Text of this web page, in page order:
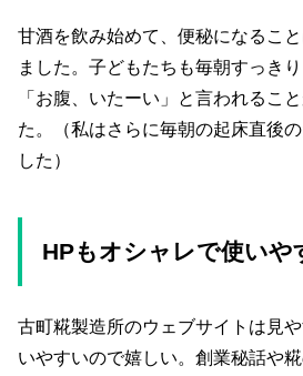
甘酒を飲み始めて、便秘になるこ
ました。子どもたちも毎朝すっき
「お腹、いたーい」と言われるこ
た。（私はさらに毎朝の起床直後
した）
HPもオシャレで使いや
古町糀製造所のウェブサイトは見
いやすいので嬉しい。創業秘話や